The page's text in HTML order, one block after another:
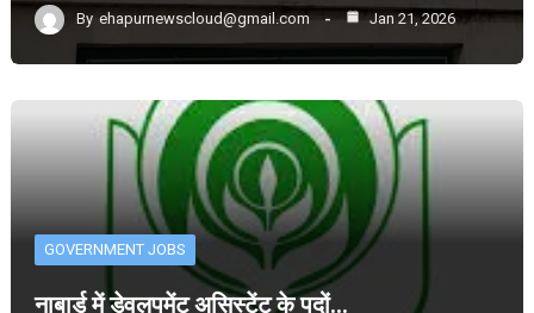
By ehapurnewscloud@gmail.com Jan 21, 2026
GOVERNMENT JOBS
नाबार्ड में डेवलपमेंट असिस्टेंट के पदों…